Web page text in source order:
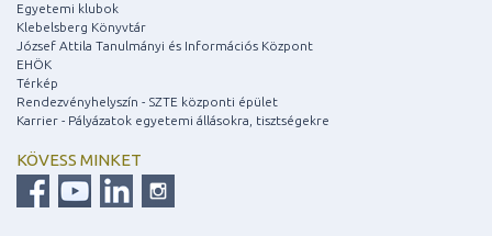
Egyetemi klubok
Klebelsberg Könyvtár
József Attila Tanulmányi és Információs Központ
EHÖK
Térkép
Rendezvényhelyszín - SZTE központi épület
Karrier - Pályázatok egyetemi állásokra, tisztségekre
KÖVESS MINKET